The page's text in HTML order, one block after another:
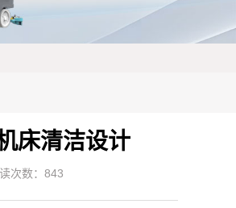
床清洁设计
次数：843